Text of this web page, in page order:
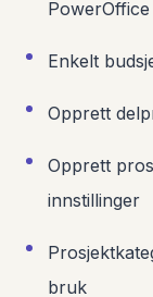
PowerOffice
Enkelt
Opprett
Opprett
innstillinger
bruk